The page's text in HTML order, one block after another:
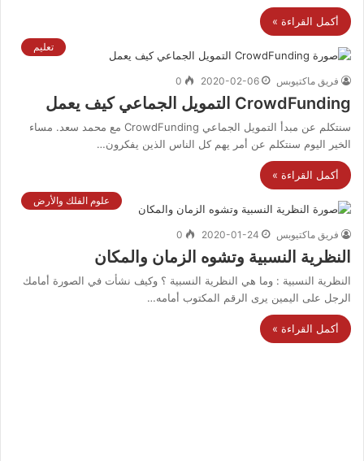
أكمل القراءة »
تعليم
فريق ماكتيوبس 2020-02-06
0
CrowdFunding التمويل الجماعي كيف يعمل
سنتكلم عن مبدأ التمويل الجماعي CrowdFunding مع محمد سعد. مساء
الخير اليوم سنتكلم عن أمر يهم كل الناس الذين يفكرون…
أكمل القراءة »
علوم الفلك والأرض
فريق ماكتيوبس 2020-01-24
0
النظرية النسبية وتشوه الزمان والمكان
النظرية النسبية : وما هي النظرية النسبية ؟ وكيف نشأت في الصورة أمامك
الرجل على اليمين يرى الرقم المكتوب أمامه…
أكمل القراءة »